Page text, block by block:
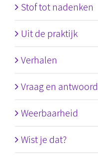
Stof tot nadenken
Uit de praktijk
Verhalen
Vraag en antwoord
Weerbaarheid
Wist je dat?